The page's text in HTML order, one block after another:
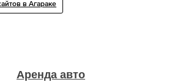
в Агараке
Аренда авто